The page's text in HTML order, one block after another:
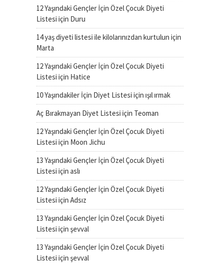
12 Yaşındaki Gençler İçin Özel Çocuk Diyeti
Listesi için Duru
14 yaş diyeti listesi ile kilolarınızdan kurtulun için
Marta
12 Yaşındaki Gençler İçin Özel Çocuk Diyeti
Listesi için Hatice
10 Yaşındakiler İçin Diyet Listesi için ışıl ırmak
Aç Bırakmayan Diyet Listesi için Teoman
12 Yaşındaki Gençler İçin Özel Çocuk Diyeti
Listesi için Moon Jichu
13 Yaşındaki Gençler İçin Özel Çocuk Diyeti
Listesi için aslı
12 Yaşındaki Gençler İçin Özel Çocuk Diyeti
Listesi için Adsız
13 Yaşındaki Gençler İçin Özel Çocuk Diyeti
Listesi için şevval
13 Yaşındaki Gençler İçin Özel Çocuk Diyeti
Listesi için şevval